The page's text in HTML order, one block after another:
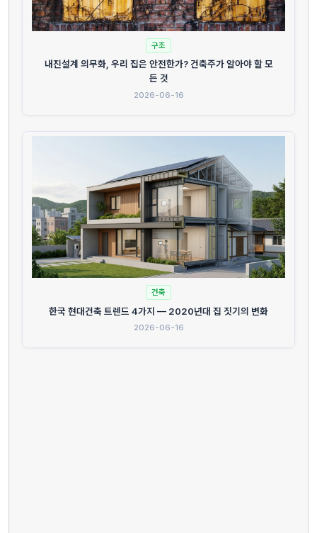
구조
내진설계 의무화, 우리 집은 안전한가? 건축주가 알아야 할 모
든 것
2026-06-16
건축
한국 현대건축 트렌드 4가지 — 2020년대 집 짓기의 변화
2026-06-16